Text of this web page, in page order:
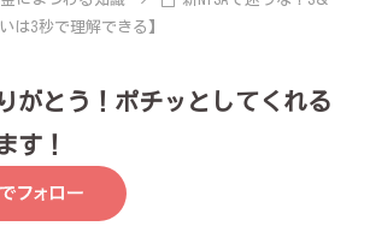
は3秒で理解できる】
がとう！ポチッとしてくれる
す！